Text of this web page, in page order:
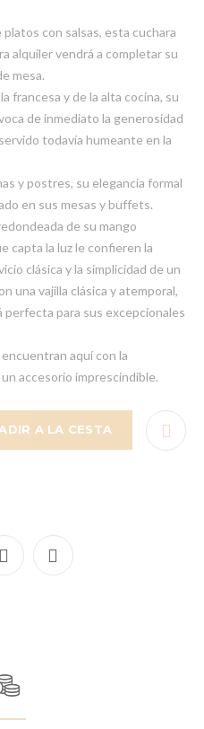
con salsas, esta cuchara
alquiler vendrá a completar su
mesa.
francesa y de la alta cocina, su
de inmediato la generosidad
todavía humeante en la
y postres, su elegancia formal
en sus mesas y buffets.
de su mango
capta la luz le confieren la
clásica y la simplicidad de un
una vajilla clásica y atemporal,
perfecta para sus excepcionales
aquí con la
accesorio imprescindible.
A LA CESTA